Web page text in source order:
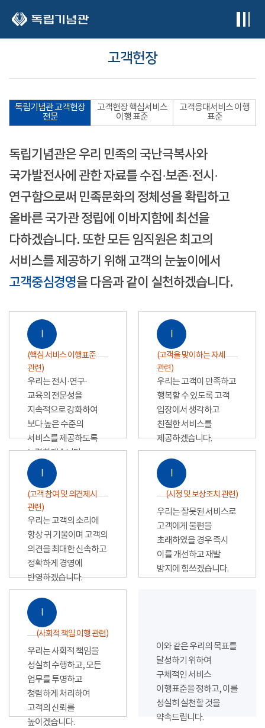
고객헌장
독립기념관 고객헌장
전문
고객헌장 핵심서비스
이행 표준
고객응대서비스 이행
표준
독립기념관은 우리 민족의 국난극복사와
국가발전사에 관한 자료를 수집·보존·전시·
연구함으로써 민족문화의 정체성을 확립하고
올바른 국가관 정립에 이바지함에 최선을
다하겠습니다. 또한 모든 임직원은 최고의
서비스를 제공하기 위해 고객의 눈높이에서
고객중심경영을 다음과 같이 실천하겠습니다.
Ⅰ
(핵심 서비스 이행표준
관련)
우리는 전시·연구·
교육의 전문성을
지속적으로 강화하여
보다 높은 수준의
서비스를 제공하도록
노력하겠습니다.
Ⅰ
(고객을 맞이하는 자세
관련)
우리는 고객이 만족하고
행복할 수 있도록 고객
입장에서 생각하고
친절한 서비스를
제공하겠습니다.
Ⅰ
(고객 참여 및 의견제시
관련)
우리는 고객의 소리에
항상 귀 기울이며 고객의
의견을 최대한 신속하고
정확하게 경영에
반영하겠습니다.
Ⅰ
(시정 및 보상조치 관련)
우리는 잘못된 서비스로
고객에게 불편을
초래하였을 경우 즉시
이를 개선하고 재발
방지에 힘쓰겠습니다.
Ⅰ
(사회적 책임 이행 관련)
우리는 사회적 책임을
성실히 수행하고, 모든
업무를 투명하고
청렴하게 처리하여
고객의 신뢰를
높이겠습니다.
이와 같은 우리의 목표를
달성하기 위하여
구체적인 서비스
이행표준을 정하고, 이를
성실히 실천할 것을
약속드립니다.